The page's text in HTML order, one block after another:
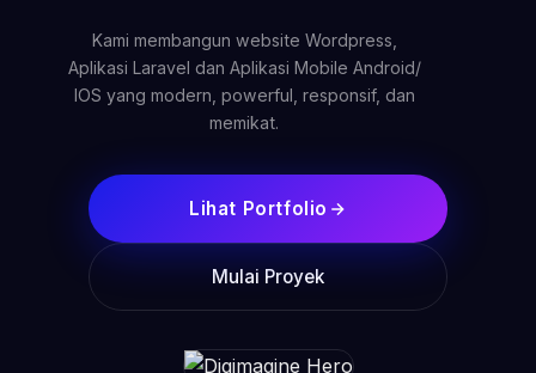
Kami membangun website Wordpress,
Aplikasi Laravel dan Aplikasi Mobile Android/
IOS yang modern, powerful, responsif, dan
memikat.
Lihat Portfolio
Mulai Proyek